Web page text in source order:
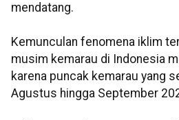
mendatang.
Kemunculan fenomena iklim
musim kemarau di Indonesia
karena puncak kemarau yang
Agustus hingga September